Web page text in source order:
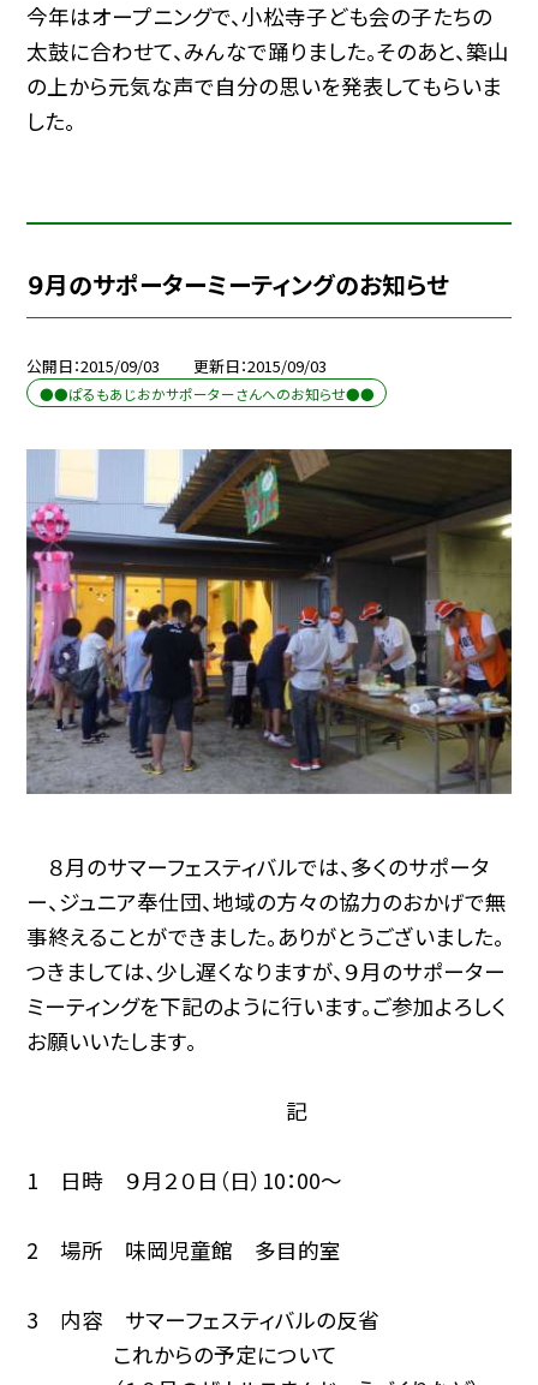
今年はオープニングで、小松寺子ども会の子たちの
太鼓に合わせて、みんなで踊りました。そのあと、築山
の上から元気な声で自分の思いを発表してもらいま
した。
９月のサポーターミーティングのお知らせ
公開日 2015/09/03 更新日 2015/09/03
●●ぱるもあじおかサポーターさんへのお知らせ●●
８月のサマーフェスティバルでは、多くのサポータ
ー、ジュニア奉仕団、地域の方々の協力のおかげで無
事終えることができました。ありがとうございました。
つきましては、少し遅くなりますが、９月のサポーター
ミーティングを下記のように行います。ご参加よろしく
お願いいたします。
記
1 日時 ９月２０日（日）10：00〜
2 場所 味岡児童館 多目的室
3 内容 サマーフェスティバルの反省
これからの予定について